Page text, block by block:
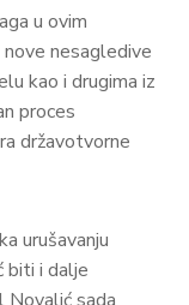
u ovim
nesagledive
kao i drugima iz
proces
državotvorne
urušavanju
biti i dalje